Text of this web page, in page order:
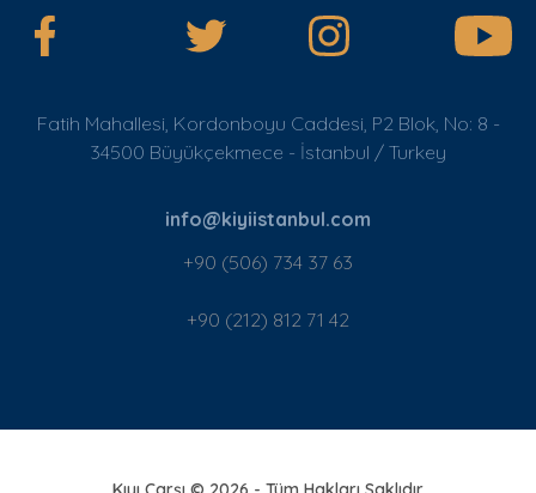
Fatih Mahallesi, Kordonboyu Caddesi, P2 Blok, No: 8 -
34500 Büyükçekmece - İstanbul / Turkey
info@kiyiistanbul.com
+90 (506) 734 37 63
+90 (212) 812 71 42